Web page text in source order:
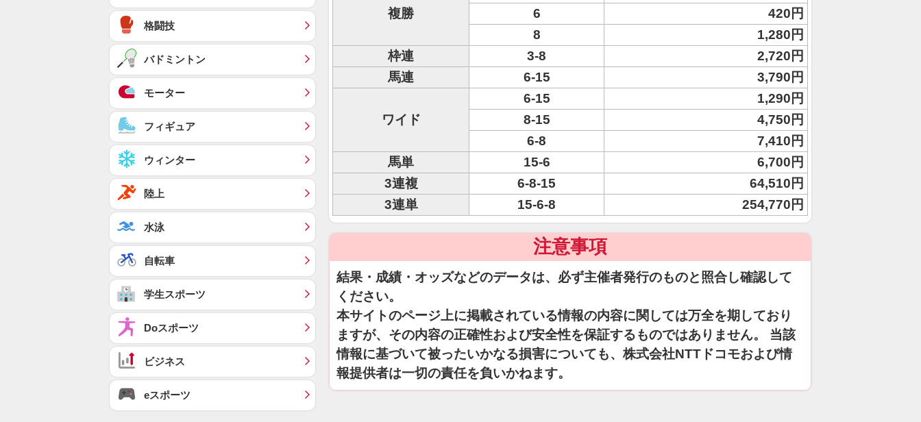
複勝
6
420円
8
1,280円
枠連
3-8
2,720円
馬連
6-15 3,790円
ワイド
6-15
1,290円
8-15
4,750円
6-8
7,410円
馬単
15-6
6,700円
3連複
6-8-15
64,510円
3連単
15-6-8 254,770円
注意事項
結果・成績・オッズなどのデータは、必ず主催者発行のものと照合し確認して
ください。
本サイトのページ上に掲載されている情報の内容に関しては万全を期しており
ますが、その内容の正確性および安全性を保証するものではありません。 当該
情報に基づいて被ったいかなる損害についても、株式会社NTTドコモおよび情
報提供者は一切の責任を負いかねます。
格闘技
バドミントン
モーター
フィギュア
ウィンター
陸上
水泳
自転車
学生スポーツ
Doスポーツ
ビジネス
eスポーツ